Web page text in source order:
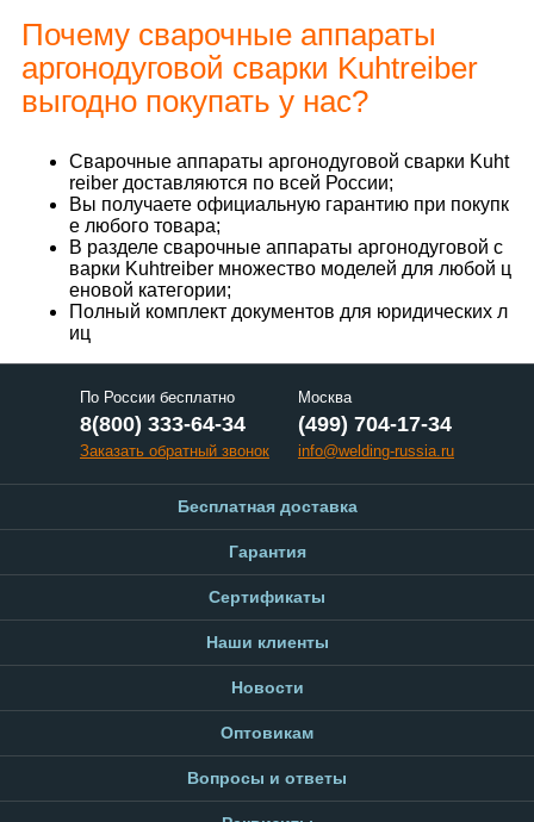
Почему сварочные аппараты
аргонодуговой сварки Kuhtreiber
выгодно покупать у нас?
Сварочные аппараты аргонодуговой сварки Kuht
reiber доставляются по всей России;
Вы получаете официальную гарантию при покупк
е любого товара;
В разделе сварочные аппараты аргонодуговой с
варки Kuhtreiber множество моделей для любой ц
еновой категории;
Полный комплект документов для юридических л
иц
По России бесплатно
8(800) 333-64-34
Заказать обратный звонок
Москва
(499) 704-17-34
info@welding-russia.ru
Бесплатная доставка
Гарантия
Сертификаты
Наши клиенты
Новости
Оптовикам
Вопросы и ответы